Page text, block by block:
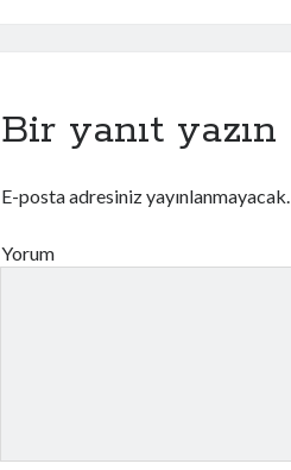
Bir yanıt yazın
E-posta adresiniz yayınlanmayacak.
Yorum